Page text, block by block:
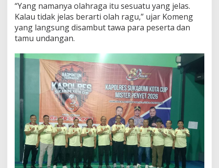
“Yang namanya olahraga itu sesuatu yang jelas.
Kalau tidak jelas berarti olah ragu,” ujar Komeng
yang langsung disambut tawa para peserta dan
tamu undangan.